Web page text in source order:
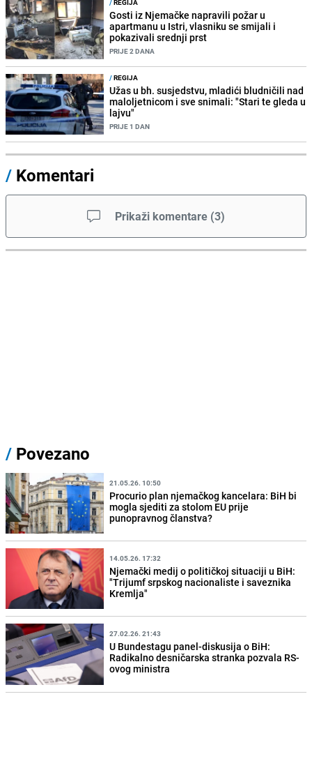
/ REGIJA
Gosti iz Njemačke napravili požar u
apartmanu u Istri, vlasniku se smijali i
pokazivali srednji prst
PRIJE 2 DANA
/REGIJA
Užas u bh. susjedstvu, mladići bludničili nad
maloljetnicom i sve snimali: "Stari te gleda u
lajvu"
PRIJE 1 DAN
/ Komentari
Prikaži komentare (3)
/ Povezano
21.05.26. 10:50
Procurio plan njemačkog kancelara: BiH bi
mogla sjediti za stolom EU prije
punopravnog članstva?
14.05.26. 17:32
Njemački medij o političkoj situaciji u BiH:
"Trijumf srpskog nacionaliste i saveznika
Kremlja"
27.02.26. 21:43
U Bundestagu panel-diskusija o BiH:
Radikalno desničarska stranka pozvala RS-
ovog ministra